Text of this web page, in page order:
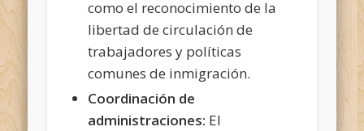
como el reconocimiento de la
libertad de circulación de
trabajadores y políticas
comunes de inmigración.
Coordinación de
administraciones: El